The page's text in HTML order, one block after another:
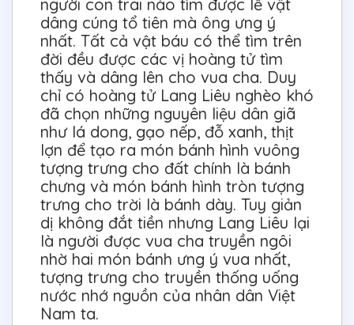
người con trai nào tìm được lễ vật
dâng cúng tổ tiên mà ông ưng ý
nhất. Tất cả vật báu có thể tìm trên
đời đều được các vị hoàng tử tìm
thấy và dâng lên cho vua cha. Duy
chỉ có hoàng tử Lang Liêu nghèo khó
đã chọn những nguyên liệu dân giã
như lá dong, gạo nếp, đỗ xanh, thịt
lợn để tạo ra món bánh hình vuông
tượng trưng cho đất chính là bánh
chưng và món bánh hình tròn tượng
trưng cho trời là bánh dày. Tuy giản
dị không đắt tiền nhưng Lang Liêu lại
là người được vua cha truyền ngôi
nhờ hai món bánh ưng ý vua nhất,
tượng trưng cho truyền thống uống
nước nhớ nguồn của nhân dân Việt
Nam ta.